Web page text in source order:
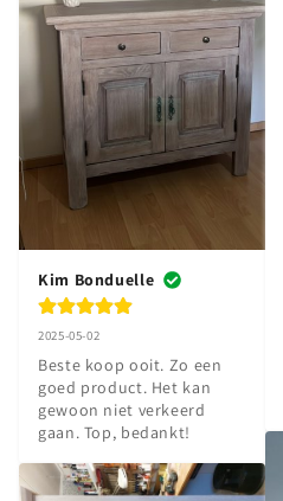
Kim Bonduelle
2025-05-02
Beste koop ooit. Zo een
goed product. Het kan
gewoon niet verkeerd
gaan. Top, bedankt!